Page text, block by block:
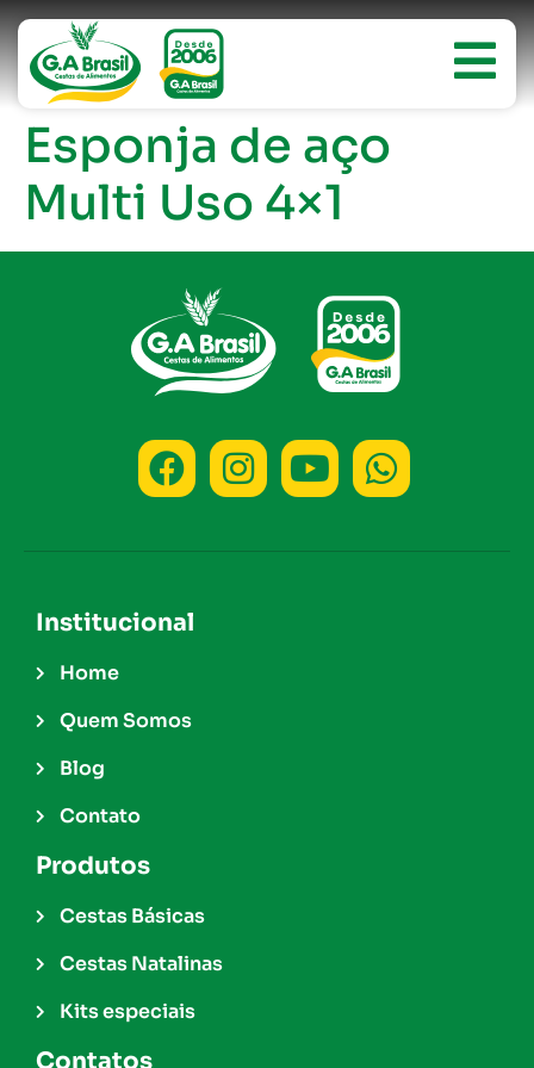
Esponja de aço
Multi Uso 4×1
Institucional
Home
Quem Somos
Blog
Contato
Produtos
Cestas Básicas
Cestas Natalinas
Kits especiais
Contatos